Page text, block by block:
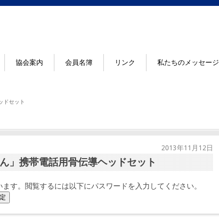
協会案内 会員名簿 リンク 私たちのメッセージ
ドセット
2013年11月12日
」携帯電話用骨伝導ヘッドセット
す。閲覧するには以下にパスワードを入力してください。